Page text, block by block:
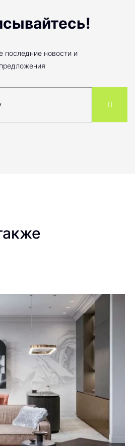
последние новости и
предложения